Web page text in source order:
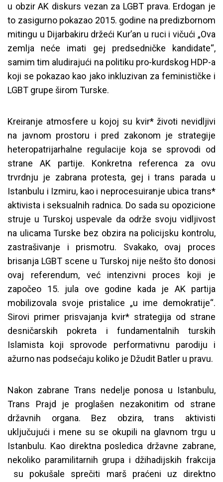
u obzir AK diskurs vezan za LGBT prava. Erdogan je
to zasigurno pokazao 2015. godine na predizbornom
mitingu u Dijarbakiru držeći Kur’an u ruci i vičući „Ova
zemlja neće imati gej predsedničke kandidate“,
samim tim aludirajući na politiku pro-kurdskog HDP-a
koji se pokazao kao jako inkluzivan za feminističke i
LGBT grupe širom Turske.
Kreiranje atmosfere u kojoj su kvir* životi nevidljivi
na javnom prostoru i pred zakonom je strategije
heteropatrijarhalne regulacije koja se sprovodi od
strane AK partije. Konkretna referenca za ovu
trvrdnju je zabrana protesta, gej i trans parada u
Istanbulu i Izmiru, kao i neprocesuiranje ubica trans*
aktivista i seksualnih radnica. Do sada su opozicione
struje u Turskoj uspevale da održe svoju vidljivost
na ulicama Turske bez obzira na policijsku kontrolu,
zastrašivanje i prismotru. Svakako, ovaj proces
brisanja LGBT scene u Turskoj nije nešto što donosi
ovaj referendum, već intenzivni proces koji je
započeo 15. jula ove godine kada je AK partija
mobilizovala svoje pristalice „u ime demokratije“.
Sirovi primer prisvajanja kvir* strategija od strane
desničarskih pokreta i fundamentalnih turskih
Islamista koji sprovode performativnu parodiju i
ažurno nas podsećaju koliko je Džudit Batler u pravu.
Nakon zabrane Trans nedelje ponosa u Istanbulu,
Trans Prajd je proglašen nezakonitim od strane
državnih organa. Bez obzira, trans aktivisti
uključujući i mene su se okupili na glavnom trgu u
Istanbulu. Kao direktna posledica državne zabrane,
nekoliko paramilitarnih grupa i džihadijskih frakcija
su pokušale sprečiti marš praćeni uz direktno